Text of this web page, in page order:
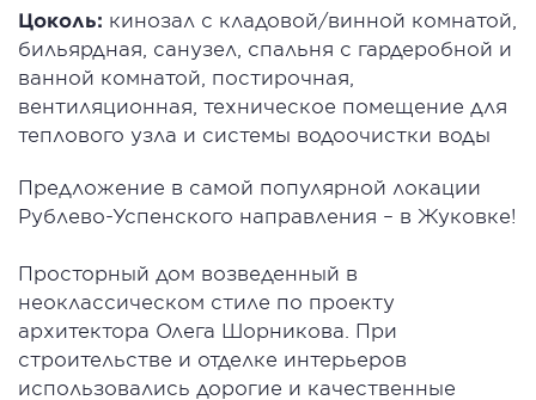
Цоколь: кинозал с кладовой/винной комнатой,
бильярдная, санузел, спальня с гардеробной и
ванной комнатой, постирочная,
вентиляционная, техническое помещение для
теплового узла и системы водоочистки воды
Предложение в самой популярной локации
Рублево-Успенского направления – в Жуковке!
Просторный дом возведенный в
неоклассическом стиле по проекту
архитектора Олега Шорникова. При
строительстве и отделке интерьеров
использовались дорогие и качественные